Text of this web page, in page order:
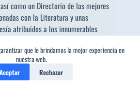
que le brindamos la mejor experiencia en
nuestra web.
Aceptar Rechazar
como un Directorio de las mejores
con la Literatura y unas
atribuidos a los innumerables